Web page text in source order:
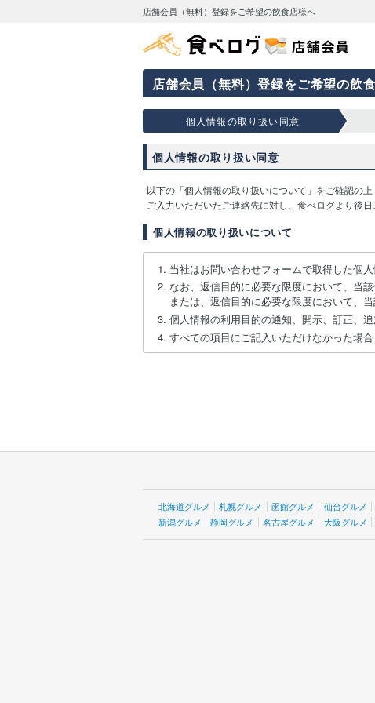
店舗会員（無料）登録をご希望の飲食店様へ
店舗会員（無料）登録をご希望の飲
個人情報の取り扱い同意
個人情報の取り扱い同意
以下の「個人情報の取り扱いについて」をご確認の
ご入力いただいたご連絡先に対し、食べログより後
個人情報の取り扱いについて
当社はお問い合わせフォームで取得した個
なお、返信目的に必要な限度において、当
または、返信目的に必要な限度において、
個人情報の利用目的の通知、開示、訂正、追
すべての項目にご記入いただけなかった場
北海道グルメ 札幌グルメ 函館グルメ 仙台グルメ
新潟グルメ
静岡グルメ 名古屋グルメ 大阪グルメ